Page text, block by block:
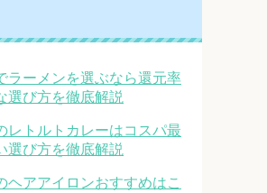
ラーメンを選ぶなら還元率
選び方を徹底解説
レトルトカレーはコスパ最
選び方を徹底解説
ヘアアイロンおすすめはこ